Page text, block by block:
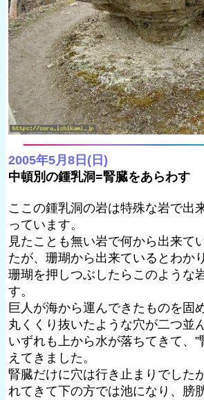
2005年5月8日(日)
中頓別の鍾乳洞=腎臓をあらわす
ここの鍾乳洞の岩は特殊な岩で出
っています。
見たことも無い岩で何から出来て
たが、珊瑚から出来ているとわか
珊瑚を押しつぶしたらこのような
す。
巨人が海から運んできたものを固
丸くくり抜いたような穴が二つ並
いずれも上から水が落ちてきて、”
えてきました。
腎臓だけに穴は行き止まりでした
れてきて下の方では池になり、膀